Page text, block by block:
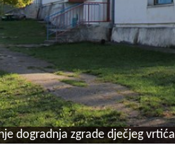
dogradnja zgrade dječjeg vrtića